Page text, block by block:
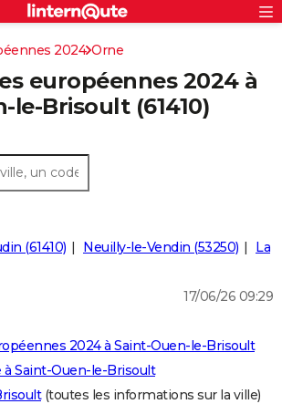
S'inscrire
Connexion
2024 Orne
européennes 2024 à
le-Brisoult (61410)
(61410) Neuilly-le-Vendin (53250)
La
17/06/26 09:29
2024 à Saint-Ouen-le-Brisoult
à Saint-Ouen-le-Brisoult
(toutes les informations sur la ville)